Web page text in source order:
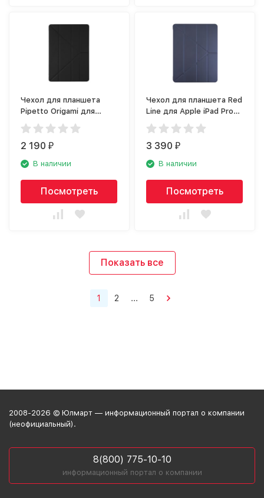
Чехол для планшета
Pipetto Origami для
Apple iPad Mini, чёрный
2 190₽
В наличии
Посмотреть
Чехол для планшета Red
Line для Apple iPad Pro
12.9 (2021), синий
3 390₽
В наличии
Посмотреть
Показать все
1 2 ... 5
2008-2026 © Юлмарт — информационный портал о компании
(неофициальный).
8(800) 775-10-10
информационный портал о компании